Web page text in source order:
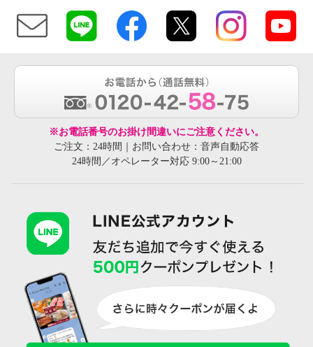
※お電話番号のお掛け間違いにご注意ください。
ご注文：24時間｜お問い合わせ：音声自動応答
24時間／オペレーター対応 9:00～21:00